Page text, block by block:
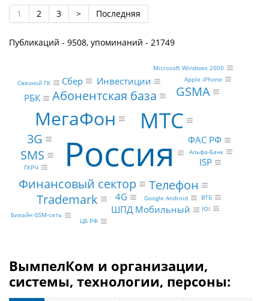
1 2 3 > Последняя
Публикаций - 9508, упоминаний - 21749
Россия
МТС
МегаФон
Финансовый сектор
Телефон
Trademark
GSMA
Абонентская база
3G
SMS
4G
ШПД Мобильный
Инвестиции
ISP
РБК
ФАС РФ
Сбер
Билайн GSM-сеть
Google Android
Альфа-Банк
IOI
ГКРЧ
Apple iPhone
ВТБ
Связной ГК
ЦБ РФ
Microsoft Windows 2000
ВымпелКом и организации,
системы, технологии, персоны: